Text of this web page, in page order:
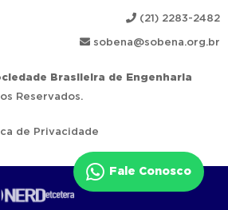
(21) 2283-2482
sobena@sobena.org.br
Brasileira de Engenharia
Reservados.
de Privacidade
Fale Conosco